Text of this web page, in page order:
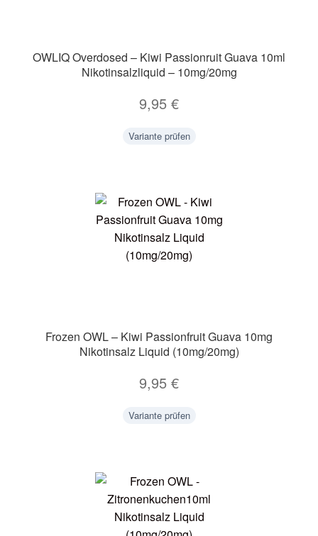
OWLIQ Overdosed – Kiwi Passionruit Guava 10ml
Nikotinsalzliquid – 10mg/20mg
9,95 €
Variante prüfen
Frozen OWL – Kiwi Passionfruit Guava 10mg
Nikotinsalz Liquid (10mg/20mg)
9,95 €
Variante prüfen